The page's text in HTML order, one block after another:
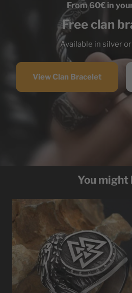
From 60€ in
Free clan
Available in silver
View Clan Bracelet
You might